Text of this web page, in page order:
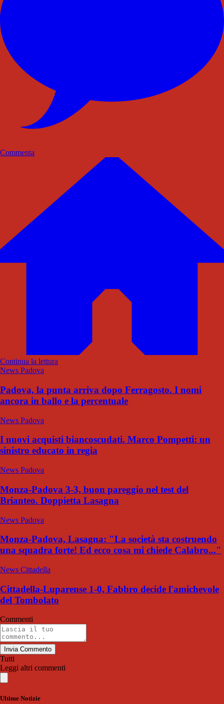
Commenta
Continua la lettura
News Padova
Padova, la punta arriva dopo Ferragosto. I nomi
ancora in ballo e la percentuale
News Padova
I nuovi acquisti biancoscudati. Marco Pompetti: un
sinistro educato in regia
News Padova
Monza-Padova 3-3, buon pareggio nel test del
Brianteo. Doppietta Lasagna
News Padova
Monza-Padova, Lasagna: "La società sta costruendo
una squadra forte! Ed ecco cosa mi chiede Calabro..."
News Cittadella
Cittadella-Luparense 1-0, Fabbro decide l'amichevole
del Tombolato
Commenti
Invia Commento
Tutti
Leggi altri commenti
Ultime Notizie